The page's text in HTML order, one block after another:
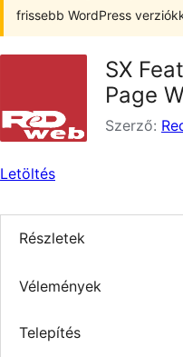
frissebb WordPress
SX
Page
Szerző:
Letöltés
Részletek
Vélemények
Telepítés